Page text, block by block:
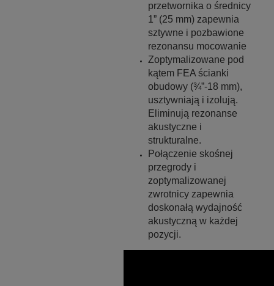
przetwornika o średnicy
1” (25 mm) zapewnia
sztywne i pozbawione
rezonansu mocowanie
Zoptymalizowane pod
kątem FEA ścianki
obudowy (¾”-18 mm),
usztywniają i izolują.
Eliminują rezonanse
akustyczne i
strukturalne.
Połączenie skośnej
przegrody i
zoptymalizowanej
zwrotnicy zapewnia
doskonałą wydajność
akustyczną w każdej
pozycji.